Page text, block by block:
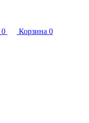
0 Корзина 0